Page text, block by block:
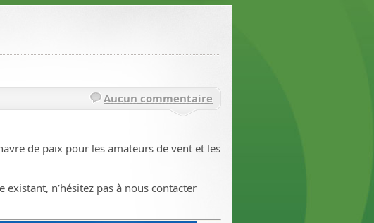
Aucun commentaire
de paix pour les amateurs de vent et les
n’hésitez pas à nous contacter